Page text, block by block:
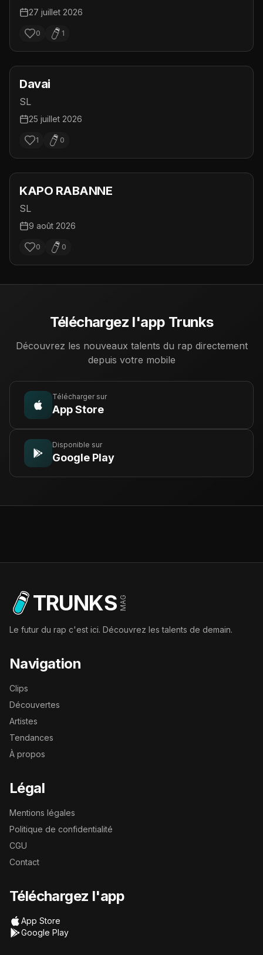
27 juillet 2026
0 1
Davai
SL
25 juillet 2026
1 0
KAPO RABANNE
SL
9 août 2026
0 0
Téléchargez l'app Trunks
Découvrez les nouveaux talents du rap directement
depuis votre mobile
Télécharger sur
App Store
Disponible sur
Google Play
TRUNKS MAG
Le futur du rap c'est ici. Découvrez les talents de demain.
Navigation
Clips
Découvertes
Artistes
Tendances
À propos
Légal
Mentions légales
Politique de confidentialité
CGU
Contact
Téléchargez l'app
App Store
Google Play